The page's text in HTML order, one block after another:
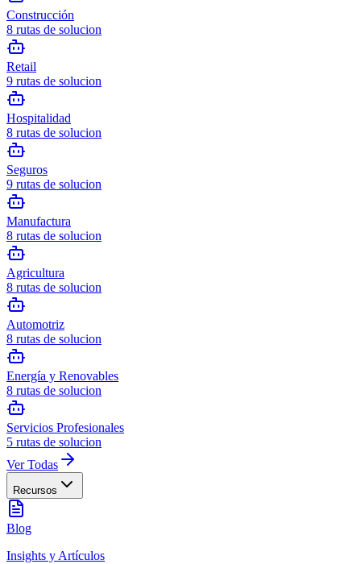
Construcción
8 rutas de solucion
Retail
9 rutas de solucion
Hospitalidad
8 rutas de solucion
Seguros
9 rutas de solucion
Manufactura
8 rutas de solucion
Agricultura
8 rutas de solucion
Automotriz
8 rutas de solucion
Energía y Renovables
8 rutas de solucion
Servicios Profesionales
5 rutas de solucion
Ver Todas
Recursos
Blog
Insights y Artículos